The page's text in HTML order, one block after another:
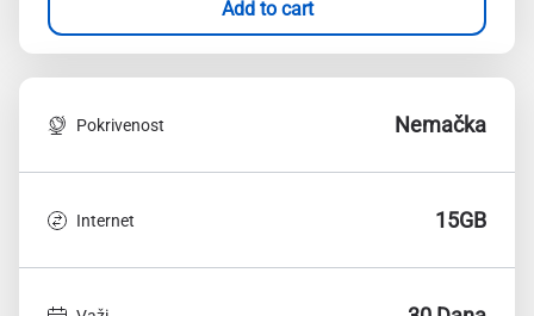
Add to cart
Pokrivenost Nemačka
Internet 15GB